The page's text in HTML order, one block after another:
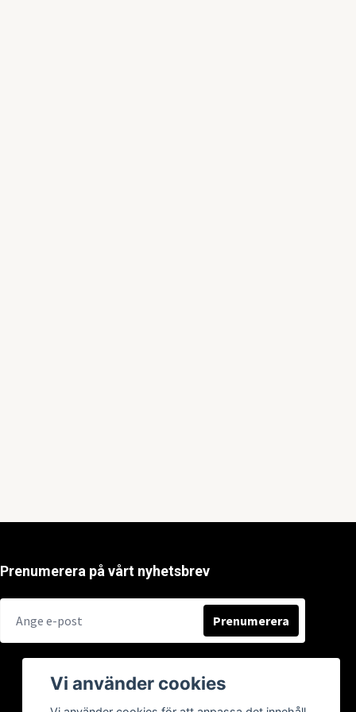
Prenumerera på vårt nyhetsbrev
Prenumerera
Vi använder cookies